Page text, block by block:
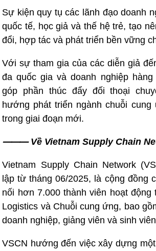
Sự kiện quy tụ các lãnh đạo doanh
quốc tế, học giả và thế hệ trẻ, tạo
đổi, hợp tác và phát triển bền vững
Với sự tham gia của các diễn giả
đa quốc gia và doanh nghiệp
góp phần thúc đẩy đối thoại
hướng phát triển ngành chuỗi cung
trong giai đoạn mới.
⸻ Về Vietnam Supply Chain
Vietnam Supply Chain Network
lập từ tháng 06/2025, là cộng đồng
nối hơn 7.000 thành viên hoạt động
Logistics và Chuỗi cung ứng, bao
doanh nghiệp, giảng viên và sinh
VSCN hướng đến việc xây dựng